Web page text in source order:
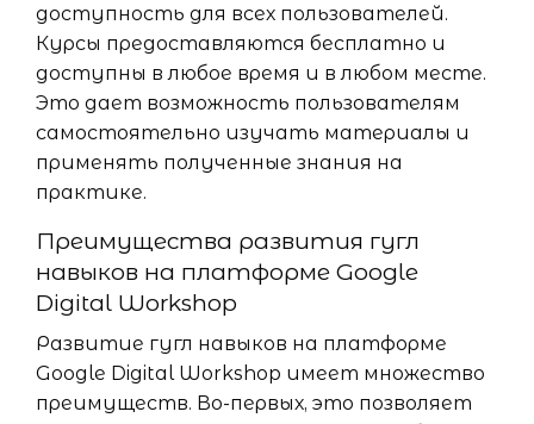
доступность для всех пользователей.
Курсы предоставляются бесплатно и
доступны в любое время и в любом месте.
Это дает возможность пользователям
самостоятельно изучать материалы и
применять полученные знания на
практике.
Преимущества развития гугл
навыков на платформе Google
Digital Workshop
Развитие гугл навыков на платформе
Google Digital Workshop имеет множество
преимуществ. Во-первых, это позволяет